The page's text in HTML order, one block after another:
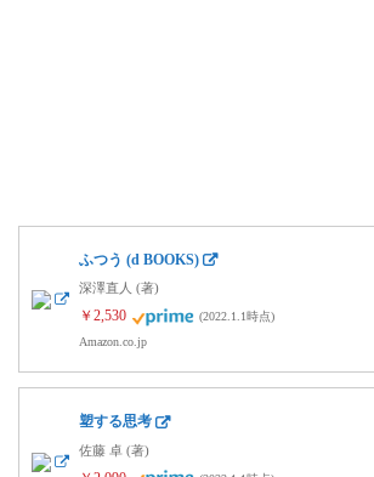
ふつう (d BOOKS)
深澤直人 (著)
￥2,530
(2022.1.1時点)
Amazon.co.jp
塑する思考
佐藤 卓 (著)